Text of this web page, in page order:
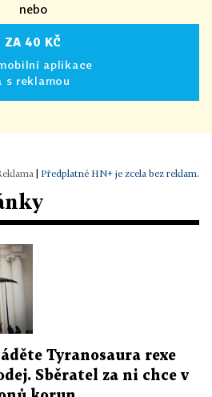
nebo
ZA 40 KČ
aplikace
s reklamou
| Předplatné HN+ je zcela bez reklam.
Tyranosaura rexe
Sběratel za ni chce v